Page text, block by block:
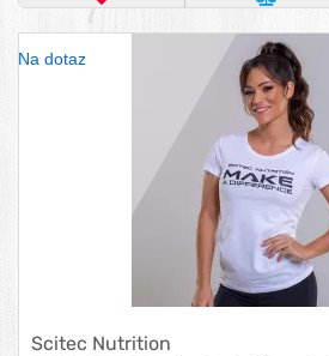
OBĽÚBENÝ PRODUKT
Na dotaz
Scitec Nutrition